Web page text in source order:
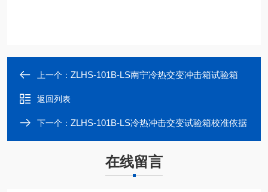
上一个： ZLHS-101B-LS南宁冷热交变冲击箱试验箱
返回列表
下一个： ZLHS-101B-LS冷热冲击交变试验箱校准依据
在线留言